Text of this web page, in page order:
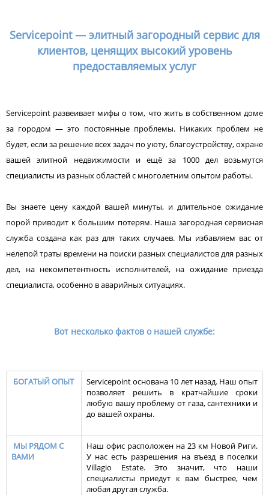
Servicepoint — элитный загородный сервис для
клиентов, ценящих высокий уровень
предоставляемых услуг
Servicepoint развеивает мифы о том, что жить в собственном доме
за городом — это постоянные проблемы. Никаких проблем не
будет, если за решение всех задач по уюту, благоустройству, охране
вашей элитной недвижимости и ещё за 1000 дел возьмутся
специалисты из разных областей с многолетним опытом работы.
Вы знаете цену каждой вашей минуты, и длительное ожидание
порой приводит к большим потерям. Наша загородная сервисная
служба создана как раз для таких случаев. Мы избавляем вас от
нелепой траты времени на поиски разных специалистов для разных
дел, на некомпетентность исполнителей, на ожидание приезда
специалиста, особенно в аварийных ситуациях.
Вот несколько фактов о нашей службе:
БОГАТЫЙ ОПЫТ
Servicepoint основана 10 лет назад. Наш опыт
позволяет решить в кратчайшие сроки
любую вашу проблему от газа, сантехники и
до вашей охраны.
МЫ РЯДОМ С
ВАМИ
Наш офис расположен на 23 км Новой Риги.
У нас есть разрешения на въезд в поселки
Villagio Estate. Это значит, что наши
специалисты приедут к вам быстрее, чем
любая другая служба.